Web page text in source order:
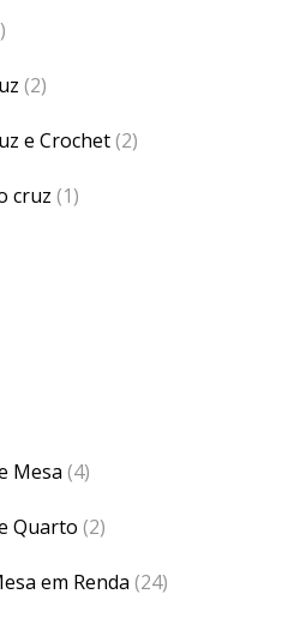
(2)
e Crochet(2)
cruz (1)
Mesa (4)
Quarto (2)
em Renda (24)